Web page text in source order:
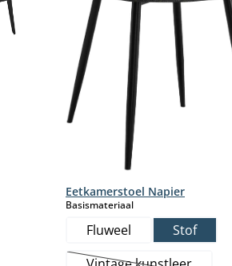
Eetkamerstoel Napier
Basismateriaalselect
Fluweel
Stof